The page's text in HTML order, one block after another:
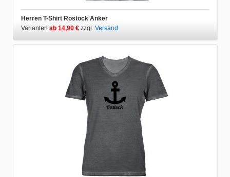
Herren T-Shirt Rostock Anker
Varianten ab 14,90 € zzgl. Versand